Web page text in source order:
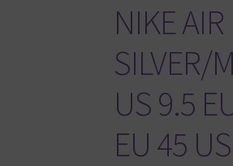
NIKE
SILVER/
US 9.5
EU 45